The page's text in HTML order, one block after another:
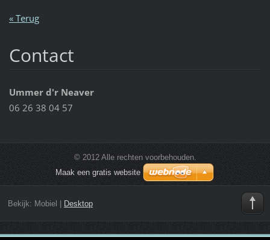
« Terug
Contact
Ummer d'r Neaver
06 26 38 04 57
© 2012 Alle rechten voorbehouden.
Maak een gratis website
Bekijk: Mobiel Desktop